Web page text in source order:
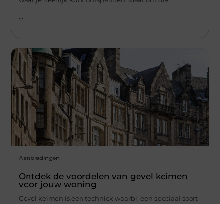
Aanbiedingen
Ontdek de voordelen van gevel keimen
voor jouw woning
Gevel keimen is een techniek waarbij een speciaal soort